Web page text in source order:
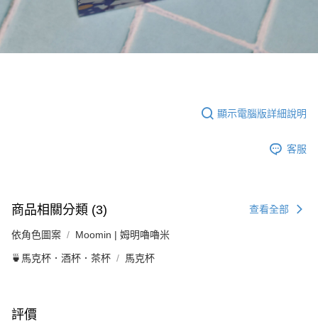
顯示電腦版詳細說明
客服
商品相關分類 (3) 查看全部
依角色圖案 Moomin | 姆明嚕嚕米
🍵馬克杯．酒杯．茶杯 馬克杯
評價